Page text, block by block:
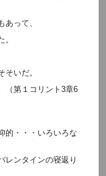
って、
いだ。
（第１コリント3章6
的・・・いろいろな
レンタインの寝返り